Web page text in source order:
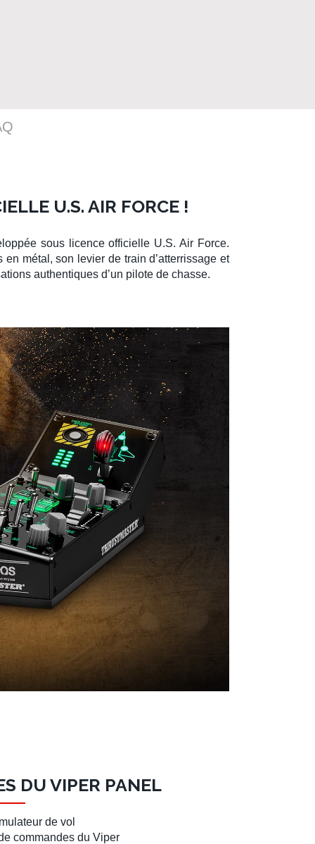
U.S. AIR FORCE !
sous licence officielle U.S. Air Force.
métal, son levier de train d’atterrissage et
authentiques d’un pilote de chasse.
DU VIPER PANEL
de vol
commandes du Viper